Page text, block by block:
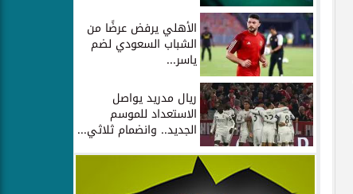
الأهلي يرفض عرضًا من
الشباب السعودي لضم
ياسر...
ريال مدريد يواصل
الاستعداد للموسم
الجديد.. وانضمام ثلاثي...